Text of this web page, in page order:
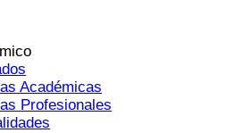
Académicas
Profesionales